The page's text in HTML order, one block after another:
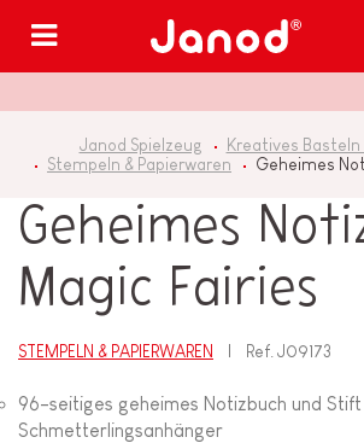
Janod Spielzeug
Kreatives
Stempeln & Papierwaren
Geheimes
Geheimes
Magic Fairies
STEMPELN & PAPIERWAREN Ref.J09173
96-seitiges geheimes Notizbuch und
Schmetterlingsanhänger